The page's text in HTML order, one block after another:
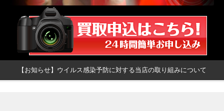
【お知らせ】ウイルス感染予防に対する当店の取り組みについて